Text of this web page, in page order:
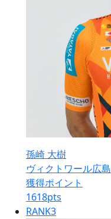
孫崎 大樹
ヴィクトワール広島
獲得ポイント
1618pts
RANK3